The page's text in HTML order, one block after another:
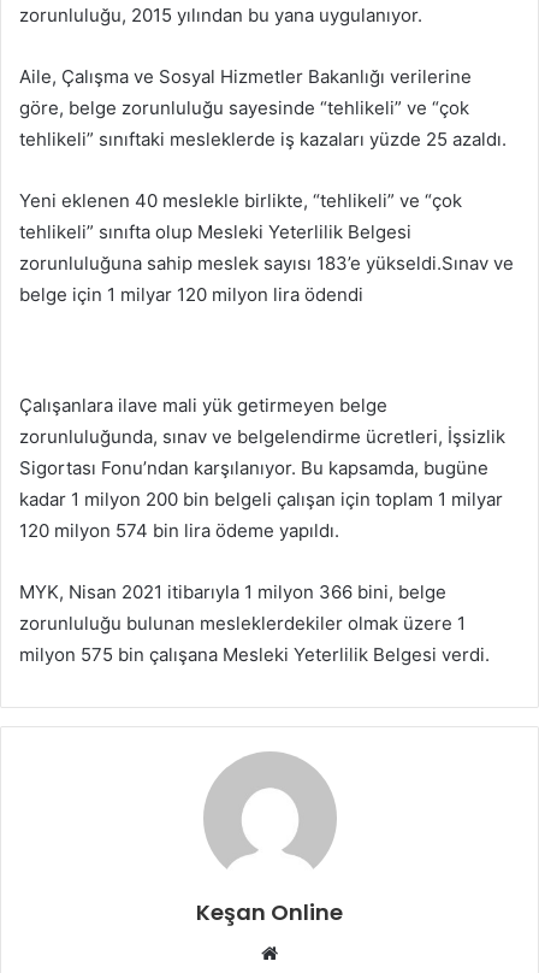
zorunluluğu, 2015 yılından bu yana uygulanıyor.
Aile, Çalışma ve Sosyal Hizmetler Bakanlığı verilerine
göre, belge zorunluluğu sayesinde “tehlikeli” ve “çok
tehlikeli” sınıftaki mesleklerde iş kazaları yüzde 25 azaldı.
Yeni eklenen 40 meslekle birlikte, “tehlikeli” ve “çok
tehlikeli” sınıfta olup Mesleki Yeterlilik Belgesi
zorunluluğuna sahip meslek sayısı 183’e yükseldi.Sınav ve
belge için 1 milyar 120 milyon lira ödendi
Çalışanlara ilave mali yük getirmeyen belge
zorunluluğunda, sınav ve belgelendirme ücretleri, İşsizlik
Sigortası Fonu’ndan karşılanıyor. Bu kapsamda, bugüne
kadar 1 milyon 200 bin belgeli çalışan için toplam 1 milyar
120 milyon 574 bin lira ödeme yapıldı.
MYK, Nisan 2021 itibarıyla 1 milyon 366 bini, belge
zorunluluğu bulunan mesleklerdekiler olmak üzere 1
milyon 575 bin çalışana Mesleki Yeterlilik Belgesi verdi.
Keşan Online
Web